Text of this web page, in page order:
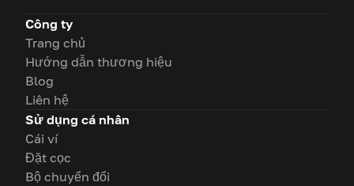
Công ty
Trang chủ
Hướng dẫn thương hiệu
Blog
Liên hệ
Sử dụng cá nhân
Cái ví
Đặt cọc
Bộ chuyển đổi